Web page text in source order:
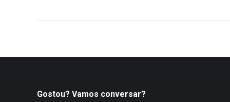
Gostou? Vamos conversar?